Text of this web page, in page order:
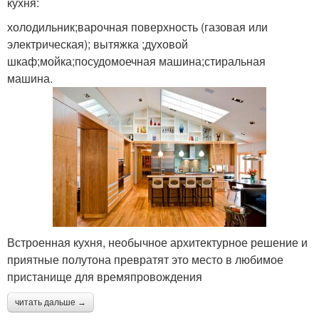
холодильник;варочная поверхность (газовая или
электрическая); вытяжка ;духовой
шкаф;мойка;посудомоечная машина;стиральная
машина.
Встроенная кухня, необычное архитектурное решение и
приятные полутона превратят это место в любимое
пристанище для времяпровождения
читать дальше →